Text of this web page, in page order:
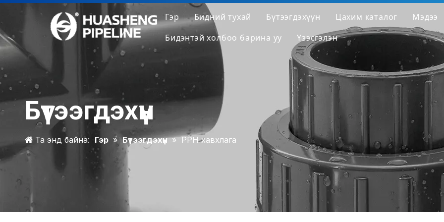
Гэр Бидний тухай
Компанийн танилцуулга
Үйлдвэр
Бид яагаад өөр байдаг
Дээж авах
Бүтээгдэхүүн
PVC хоолой
PVC холбох хэрэгсэл
PVC хавхлаг
Цэвэр PVC хоолой / холбох хэрэгсэл /
HT-PVC хоолой / холбох хэрэгсэл / хавхлаг
PPH хоолой
PPH тохируулга
PPH хавхлаг
Цахим каталог
Мэдээ
Бидэнтэй холбоо барина уу
Үзэсгэлэн
Бүтээгдэхүүн
Та энд байна: Гэр » Бүтээгдэхүүн » PPH хавхлага